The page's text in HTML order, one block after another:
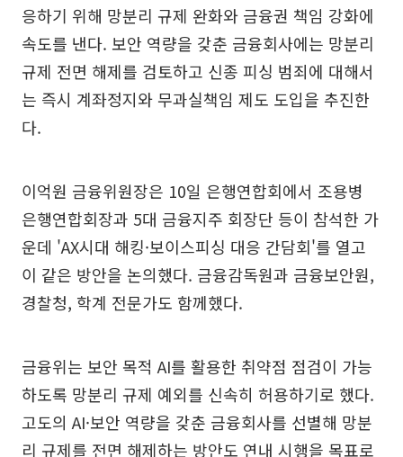
응하기 위해 망분리 규제 완화와 금융권 책임 강화에
속도를 낸다. 보안 역량을 갖춘 금융회사에는 망분리
규제 전면 해제를 검토하고 신종 피싱 범죄에 대해서
는 즉시 계좌정지와 무과실책임 제도 도입을 추진한
다.
이억원 금융위원장은 10일 은행연합회에서 조용병
은행연합회장과 5대 금융지주 회장단 등이 참석한 가
운데 'AX시대 해킹·보이스피싱 대응 간담회'를 열고
이 같은 방안을 논의했다. 금융감독원과 금융보안원,
경찰청, 학계 전문가도 함께했다.
금융위는 보안 목적 AI를 활용한 취약점 점검이 가능
하도록 망분리 규제 예외를 신속히 허용하기로 했다.
고도의 AI·보안 역량을 갖춘 금융회사를 선별해 망분
리 규제를 전면 해제하는 방안도 연내 시행을 목표로